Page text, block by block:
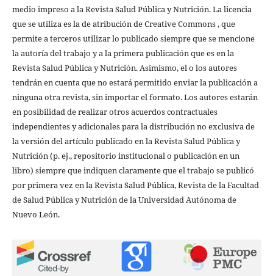
medio impreso a la Revista Salud Pública y Nutrición. La licencia
que se utiliza es la de atribución de Creative Commons , que
permite a terceros utilizar lo publicado siempre que se mencione
la autoría del trabajo y a la primera publicación que es en la
Revista Salud Pública y Nutrición. Asimismo, el o los autores
tendrán en cuenta que no estará permitido enviar la publicación a
ninguna otra revista, sin importar el formato. Los autores estarán
en posibilidad de realizar otros acuerdos contractuales
independientes y adicionales para la distribución no exclusiva de
la versión del artículo publicado en la Revista Salud Pública y
Nutrición (p. ej., repositorio institucional o publicación en un
libro) siempre que indiquen claramente que el trabajo se publicó
por primera vez en la Revista Salud Pública, Revista de la Facultad
de Salud Pública y Nutrición de la Universidad Autónoma de
Nuevo León.